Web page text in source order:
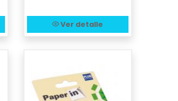
Ver detalle